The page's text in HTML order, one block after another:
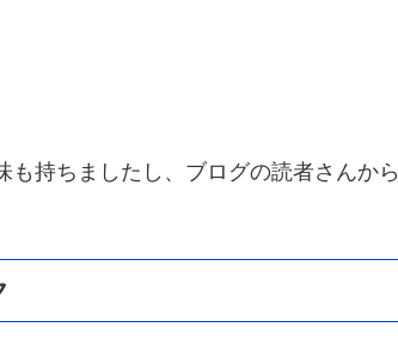
持ちましたし、ブログの読者さんから